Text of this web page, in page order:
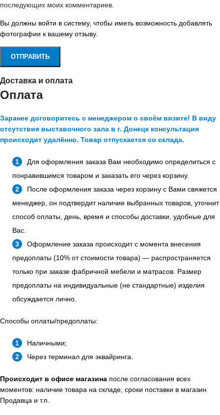
последующих моих комментариев.
Вы должны войти в систему, чтобы иметь возможность добавлять
фотографии к вашему отзыву.
Доставка и оплата
Оплата
Заранее договоритесь с менеджером о своём визите! В виду
отсутствия выставочного зала в г. Донецк консультация
происходит удалённо. Товар отпускается со склада.
Для оформления заказа Вам необходимо определиться с
понравившимся товаром и заказать его через корзину.
После оформления заказа через корзину с Вами свяжется
менеджер, он подтвердит наличие выбранных товаров, уточнит
способ оплаты, день, время и способы доставки, удобные для
Вас.
Оформление заказа происходит с момента внесения
предоплаты (10% от стоимости товара) — распространяется
только при заказе фабричной мебели и матрасов. Размер
предоплаты на индивидуальные (не стандартные) изделия
обсуждается лично.
Способы оплаты/предоплаты:
Наличными;
Через терминал для эквайринга.
Происходит в офисе магазина после согласования всех
моментов: наличие товара на складе, сроки поставки в магазин
Продавца и т.п.